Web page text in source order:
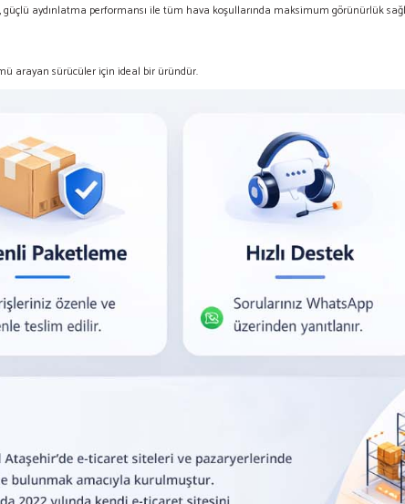
güçlü aydınlatma performansı ile tüm hava koşullarında maksimum görünürlük
arayan sürücüler için ideal bir üründür.